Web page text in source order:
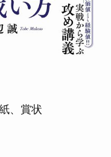
、賞状